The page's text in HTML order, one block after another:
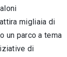
migliaia di
un parco a tema
di